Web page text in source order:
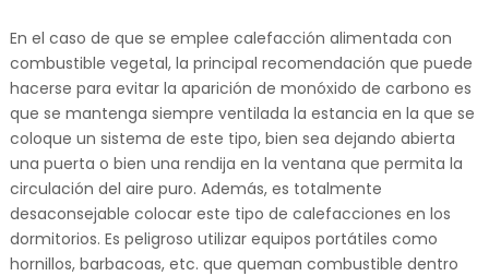
En el caso de que se emplee calefacción alimentada con
combustible vegetal, la principal recomendación que puede
hacerse para evitar la aparición de monóxido de carbono es
que se mantenga siempre ventilada la estancia en la que se
coloque un sistema de este tipo, bien sea dejando abierta
una puerta o bien una rendija en la ventana que permita la
circulación del aire puro. Además, es totalmente
desaconsejable colocar este tipo de calefacciones en los
dormitorios. Es peligroso utilizar equipos portátiles como
hornillos, barbacoas, etc. que queman combustible dentro